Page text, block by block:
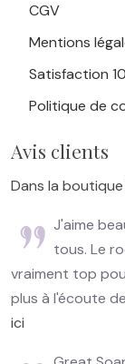
CGV
Mentions
Satisfaction
Politique de
Avis clients
Dans la
J'aime
tous. Le
vraiment top
plus à l'écoute
ici